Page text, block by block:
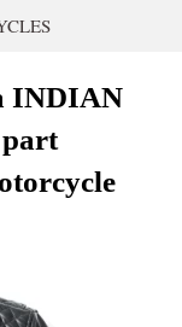
INDIAN